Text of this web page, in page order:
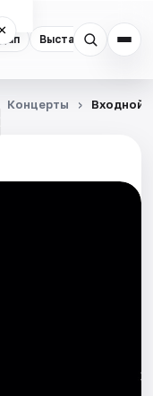
Выставки
Концерты Входной